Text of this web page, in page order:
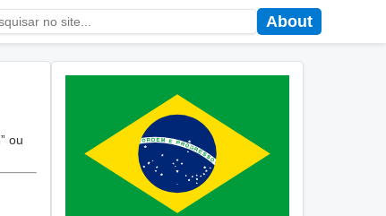
About
ou